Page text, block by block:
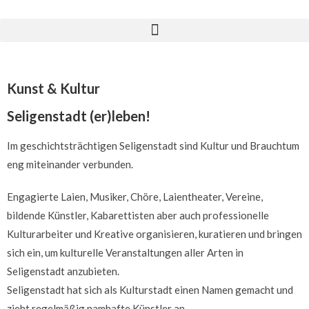
Kunst & Kultur
Seligenstadt (er)leben!
Im geschichtsträchtigen Seligenstadt sind Kultur und Brauchtum
eng miteinander verbunden.
Engagierte Laien, Musiker, Chöre, Laientheater, Vereine,
bildende Künstler, Kabarettisten aber auch professionelle
Kulturarbeiter und Kreative organisieren, kuratieren und bringen
sich ein, um kulturelle Veranstaltungen aller Arten in
Seligenstadt anzubieten.
Seligenstadt hat sich als Kulturstadt einen Namen gemacht und